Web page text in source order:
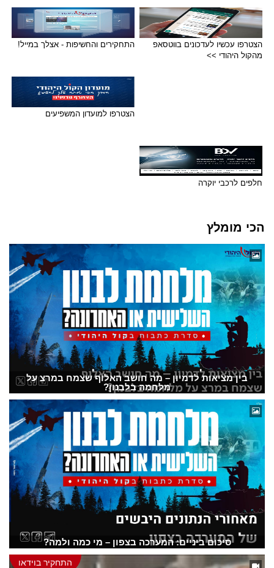
הצטרפו עכשיו לעדכונים בווטסאפ
מהקול היהודי >>
התחקירים והחשיפות - אצלך במייל!
הצטרפו למועדון המשפיעים
חלפים לרכבי יוקרה
הכי מומלץ
בין מציאות לדמיון – מה חושב האלוף שצמח במרצ על
מלחמה בלבנון?
סיכום ביניים: המערכה בצפון – מי כמה ולמה?
התחקיר בוידאו